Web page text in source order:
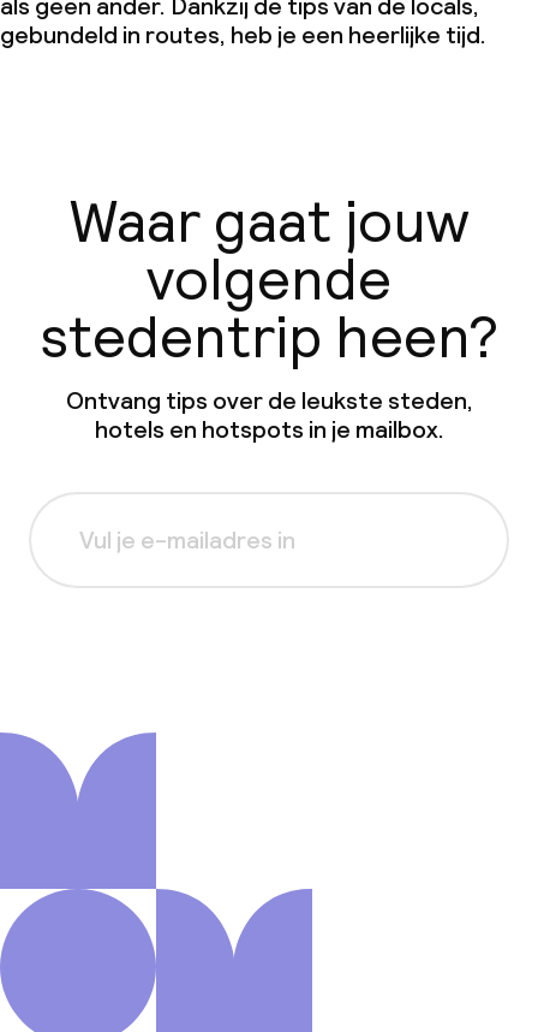
gebundeld in routes, heb je een heerlijke tijd.
Waar gaat jouw
volgende
stedentrip heen?
Ontvang tips over de leukste steden,
hotels en hotspots in je mailbox.